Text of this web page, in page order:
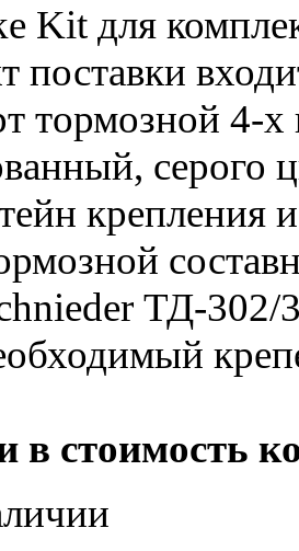
Kit для
поставки
тормозной
серого
крепления
ТД-
в стоимость